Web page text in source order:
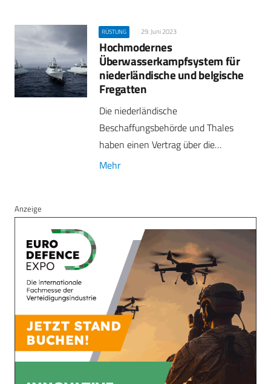
RÜSTUNG 29. Juni 2023
Hochmodernes
Überwasserkampfsystem für
niederländische und belgische
Fregatten
Die niederländische
Beschaffungsbehörde und Thales
haben einen Vertrag über die…
Mehr
Anzeige